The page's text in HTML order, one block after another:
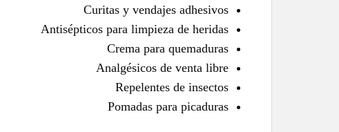
Curitas y vendajes adhesivos
Antisépticos para limpieza de heridas
Crema para quemaduras
Analgésicos de venta libre
Repelentes de insectos
Pomadas para picaduras